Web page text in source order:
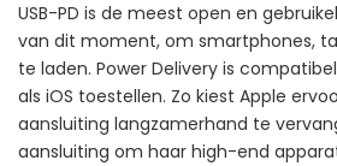
USB-PD is de meest open en
van dit moment, om smartphones,
te laden. Power Delivery is
als iOS toestellen. Zo kiest Apple
aansluiting langzamerhand te
aansluiting om haar high-end